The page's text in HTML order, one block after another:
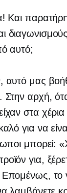
Και
αυτό;
αυτό μας
αρχή,
στα
για να
μπορεί:
για,
το